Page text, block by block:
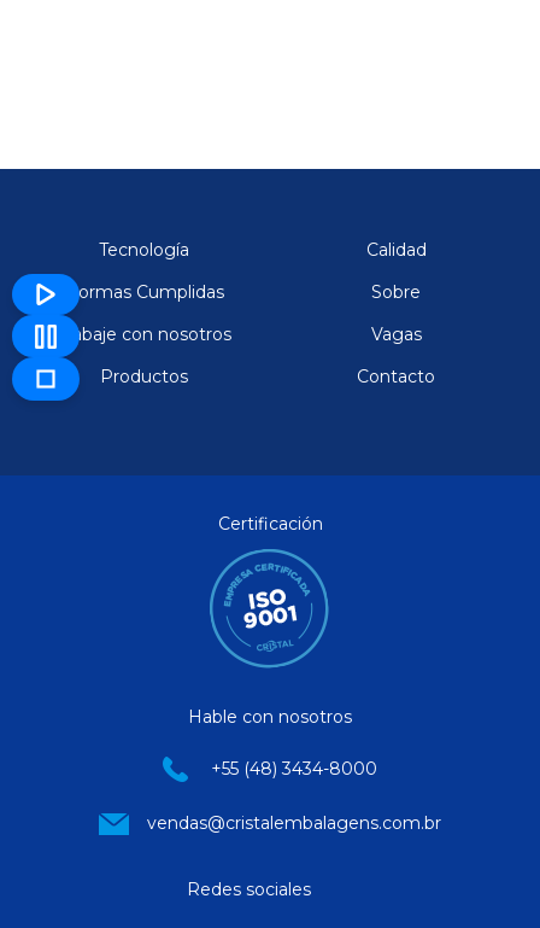
Tecnología
Calidad
Normas Cumplidas
Sobre
Trabaje con nosotros
Vagas
Productos
Contacto
Certificación
Hable con nosotros
+55 (48) 3434-8000
vendas@cristalembalagens.com.br
Redes sociales